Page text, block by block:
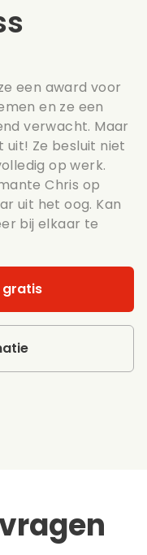
een award voor
en ze een
verwacht. Maar
Ze besluit niet
op werk.
Chris op
uit het oog. Kan
bij elkaar te
gratis